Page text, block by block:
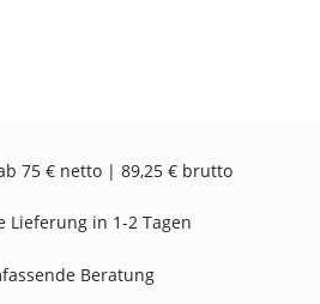
75 € netto | 89,25 € brutto
Lieferung in 1-2 Tagen
Beratung